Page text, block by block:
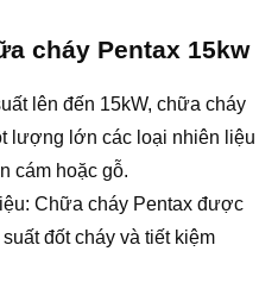
cháy Pentax 15kw
lên đến 15kW, chữa cháy
lượng lớn các loại nhiên liệu
cám hoặc gỗ.
Chữa cháy Pentax được
đốt cháy và tiết kiệm